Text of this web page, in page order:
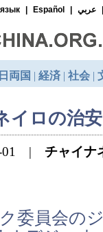
イロの治
01 | チャイナ
委員会の